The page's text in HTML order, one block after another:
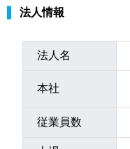
法人情報
法人名
本社
従業員数